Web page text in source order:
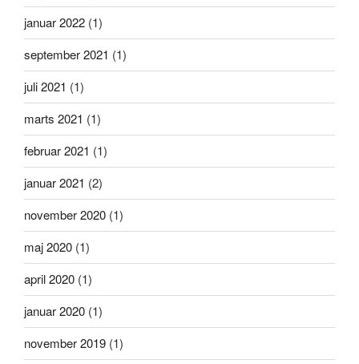
januar 2022 (1)
september 2021 (1)
juli 2021 (1)
marts 2021 (1)
februar 2021 (1)
januar 2021 (2)
november 2020 (1)
maj 2020 (1)
april 2020 (1)
januar 2020 (1)
november 2019 (1)